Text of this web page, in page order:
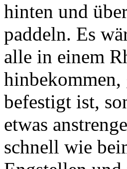
hinten und
paddeln. Es
alle in einem
hinbekommen,
befestigt ist,
etwas
schnell wie